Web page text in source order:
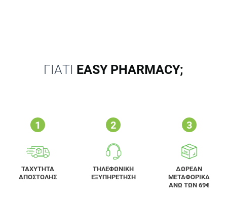
ΓΙΑΤΙ EASY PHARMACY;
ΤΑΧΥΤΗΤΑ
ΑΠΟΣΤΟΛΗΣ
ΤΗΛΕΦΩΝΙΚΗ
ΕΞΥΠΗΡΕΤΗΣΗ
ΔΩΡΕΑΝ
ΜΕΤΑΦΟΡΙΚΑ
ΑΝΩ ΤΩΝ 69€